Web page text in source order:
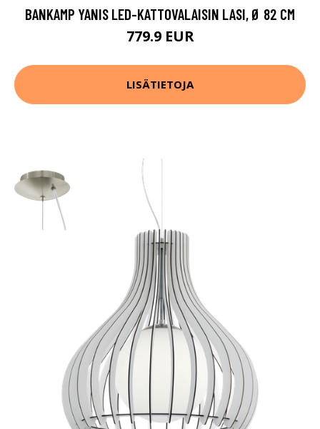
BANKAMP YANIS LED-KATTOVALAISIN LASI, Ø 82 CM
779.9 EUR
LISÄTIETOJA